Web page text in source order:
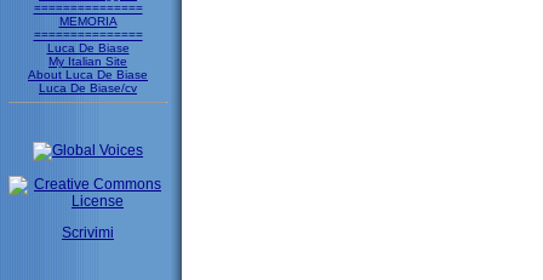
===============
MEMORIA
===============
Luca De Biase
My Italian Site
About Luca De Biase
Luca De Biase/cv
Scrivimi